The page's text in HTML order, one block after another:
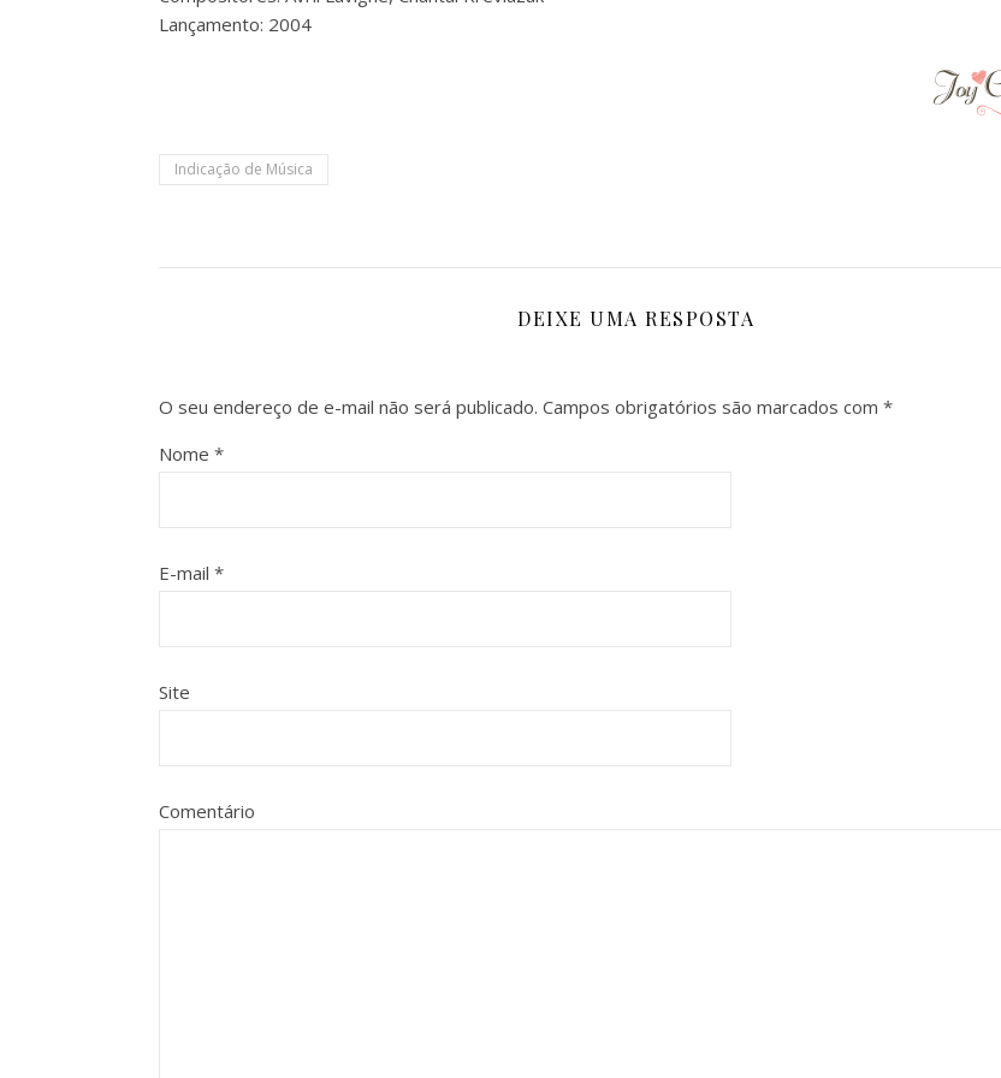
Lançamento: 2004
Indicação de Música
DEIXE UMA RESPOSTA
O seu endereço de e-mail não será publicado. Campos obrigatórios são marcados com *
Nome *
E-mail *
Site
Comentário